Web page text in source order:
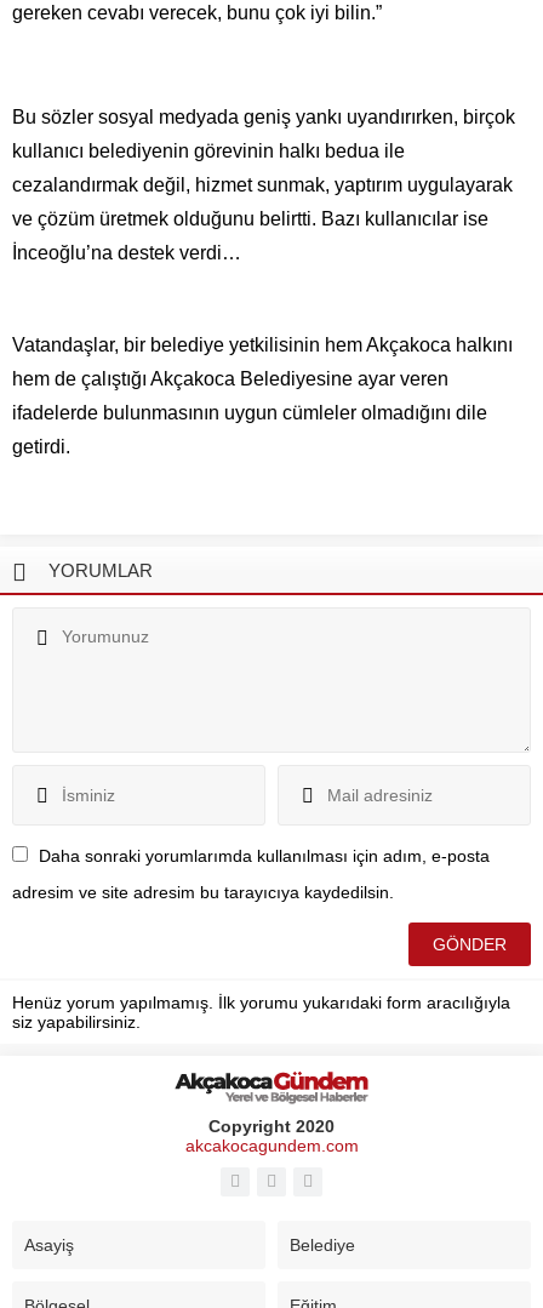
gereken cevabı verecek, bunu çok iyi bilin.”
Bu sözler sosyal medyada geniş yankı uyandırırken, birçok
kullanıcı belediyenin görevinin halkı bedua ile
cezalandırmak değil, hizmet sunmak, yaptırım uygulayarak
ve çözüm üretmek olduğunu belirtti. Bazı kullanıcılar ise
İnceoğlu’na destek verdi…
Vatandaşlar, bir belediye yetkilisinin hem Akçakoca halkını
hem de çalıştığı Akçakoca Belediyesine ayar veren
ifadelerde bulunmasının uygun cümleler olmadığını dile
getirdi.
YORUMLAR
Daha sonraki yorumlarımda kullanılması için adım, e-posta
adresim ve site adresim bu tarayıcıya kaydedilsin.
Henüz yorum yapılmamış. İlk yorumu yukarıdaki form aracılığıyla
siz yapabilirsiniz.
Copyright 2020
akcakocagundem.com
Asayiş Belediye